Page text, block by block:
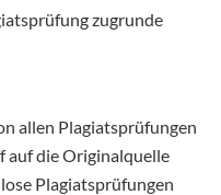
zugrunde
allen Plagiatsprüfungen
auf die Originalquelle
Plagiatsprüfungen